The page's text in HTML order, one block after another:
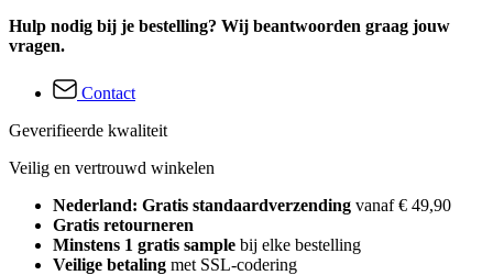
Hulp nodig bij je bestelling? Wij beantwoorden graag jouw
vragen.
Contact
Geverifieerde kwaliteit
Veilig en vertrouwd winkelen
Nederland: Gratis standaardverzending vanaf € 49,90
Gratis retourneren
Minstens 1 gratis sample bij elke bestelling
Veilige betaling met SSL-codering